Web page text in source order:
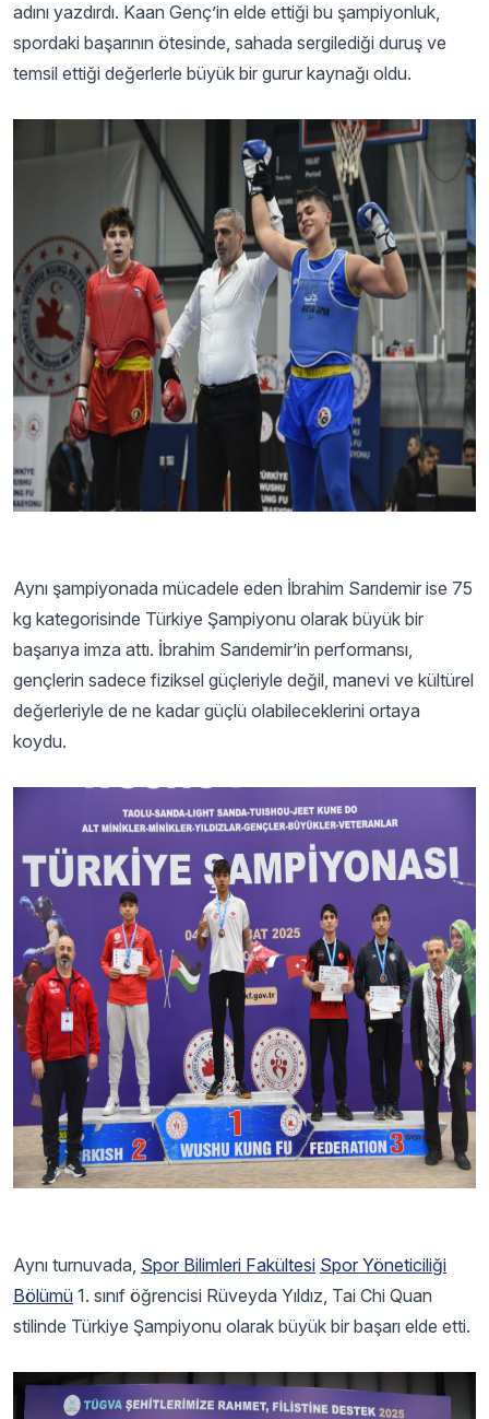
adını yazdırdı. Kaan Genç’in elde ettiği bu şampiyonluk,
spordaki başarının ötesinde, sahada sergilediği duruş ve
temsil ettiği değerlerle büyük bir gurur kaynağı oldu.
Aynı şampiyonada mücadele eden İbrahim Sarıdemir ise 75
kg kategorisinde Türkiye Şampiyonu olarak büyük bir
başarıya imza attı. İbrahim Sarıdemir’in performansı,
gençlerin sadece fiziksel güçleriyle değil, manevi ve kültürel
değerleriyle de ne kadar güçlü olabileceklerini ortaya
koydu.
Aynı turnuvada, Spor Bilimleri Fakültesi Spor Yöneticiliği
Bölümü 1. sınıf öğrencisi Rüveyda Yıldız, Tai Chi Quan
stilinde Türkiye Şampiyonu olarak büyük bir başarı elde etti.